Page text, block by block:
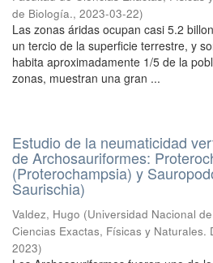
de Biología., 2023-03-22)
Las zonas áridas ocupan casi 5.2
un tercio de la superficie terrestre, y
habita aproximadamente 1/5 de la
zonas, muestran una gran ...
Estudio de la neumaticidad
de Archosauriformes:
(Proterochampsia) y
Saurischia)
Valdez, Hugo (Universidad Nacional
Ciencias Exactas, Físicas y Naturales.
2023)